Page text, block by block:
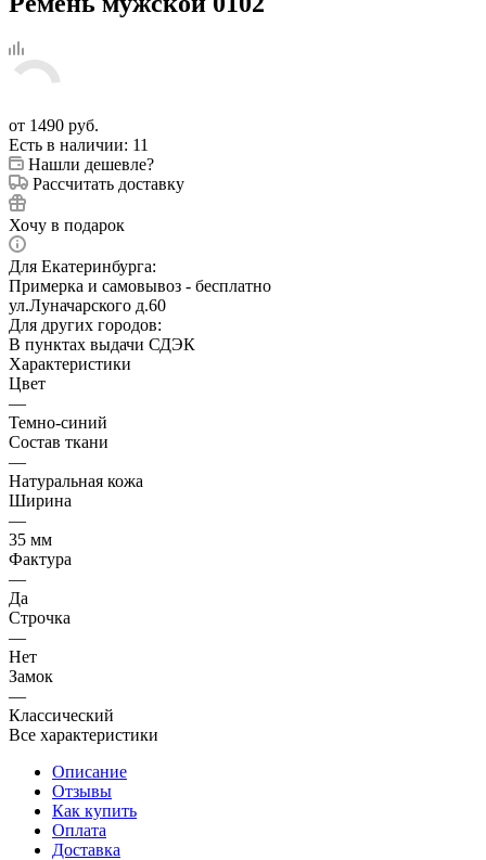
от 1490 руб.
Есть в наличии: 11
Нашли дешевле?
Рассчитать доставку
Хочу в подарок
Для Екатеринбурга:
Примерка и самовывоз - бесплатно
ул.Луначарского д.60
Для других городов:
В пунктах выдачи СДЭК
Характеристики
Цвет
—
Темно-синий
Состав ткани
—
Натуральная кожа
Ширина
—
35 мм
Фактура
—
Да
Строчка
—
Нет
Замок
—
Классический
Все характеристики
Описание
Отзывы
Как купить
Оплата
Доставка